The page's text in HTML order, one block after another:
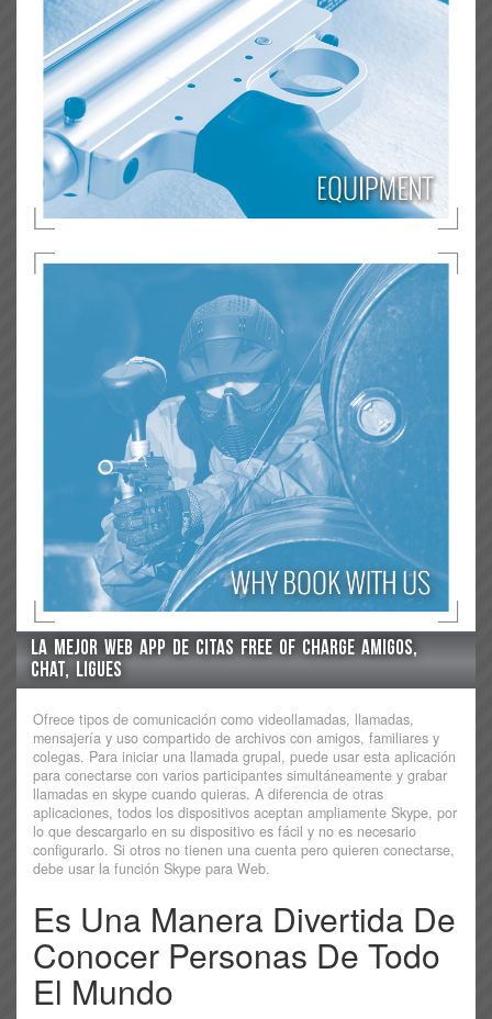
La Mejor Web App De Citas Free Of Charge Amigos,
Chat, Ligues
Ofrece tipos de comunicación como videollamadas, llamadas,
mensajería y uso compartido de archivos con amigos, familiares y
colegas. Para iniciar una llamada grupal, puede usar esta aplicación
para conectarse con varios participantes simultáneamente y grabar
llamadas en skype cuando quieras. A diferencia de otras
aplicaciones, todos los dispositivos aceptan ampliamente Skype, por
lo que descargarlo en su dispositivo es fácil y no es necesario
configurarlo. Si otros no tienen una cuenta pero quieren conectarse,
debe usar la función Skype para Web.
Es Una Manera Divertida De
Conocer Personas De Todo
El Mundo